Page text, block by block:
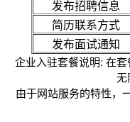
发布招聘信息
简历联系方式
发布面试通知
企业入驻套餐说明: 在
无
由于网站服务的特性，